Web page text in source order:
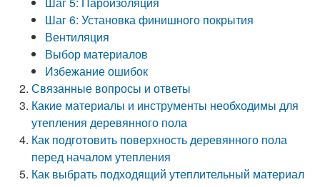
Шаг 6: Установка финишного покрытия
Вентиляция
Выбор материалов
Избежание ошибок
Связанные вопросы и ответы
Какие материалы и инструменты необходимы для
утепления деревянного пола
Как подготовить поверхность деревянного пола
перед началом утепления
Как выбрать подходящий утеплительный материал